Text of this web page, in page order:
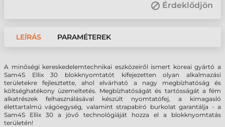
Érdeklődjön
LEÍRÁS PARAMÉTEREK
A minőségi kereskedelemtechnikai eszközeiről ismert koreai gyártó a
Sam4S Ellix 30 blokknyomtatót kifejezetten olyan alkalmazási
területekre fejlesztette, ahol elvárható a nagy megbízhatóság és
költséghatékony üzemeltetés. Megbízhatóságát és tartósságát a fém
alkatrészek felhasználásával készült nyomtatófej, a kimagasló
élettartalmú vágóegység, valamint strapabíró burkolat garantálja - a
Sam4S Ellix 30 a jövő technológiáját hozza el a blokknyomtatás
területén!